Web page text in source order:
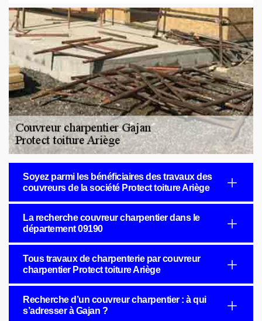
Soyez parmi les bénéficiaires des travaux des
couvreurs de la société Protect toiture Ariège
La recherche couvreur charpentier dans le
département 09190
Tous travaux de charpenterie par couvreur
charpentier Protect toiture Ariège
Recherche d’un couvreur charpentier : à qui
s’adresser à Gajan ?